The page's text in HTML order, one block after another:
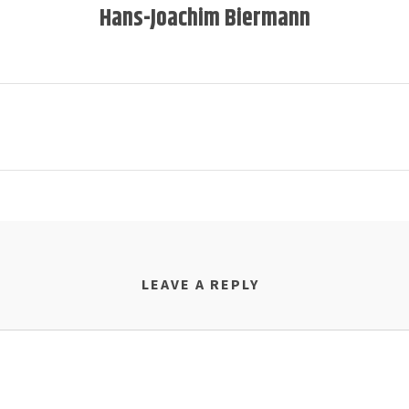
Hans-Joachim Biermann
LEAVE A REPLY